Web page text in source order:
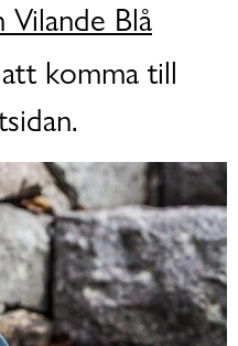
Blå
komma till